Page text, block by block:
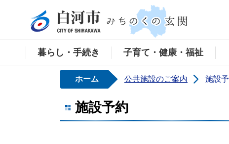
白河
暮らし・手続き 子育て・健康・福祉
ホーム 公共施設のご案内 施設
施設予約